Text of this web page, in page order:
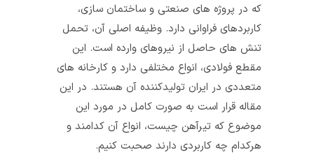
که در پروژه‌ های صنعتی و ساختمان‌ سازی،
کاربردهای فراوانی دارد. وظیفه‌ اصلی آن، تحمل
تنش‌ های حاصل از نیروهای وارده است. این
مقطع فولادی، انواع مختلفی دارد و کارخانه‌ های
متعددی در ایران تولید‌کننده‌ آن هستند. در این
مقاله قرار است به صورت کامل در مورد این
موضوع که تیرآهن چیست، انواع آن کدامند و
هرکدام چه کاربردی دارند صحبت کنیم.